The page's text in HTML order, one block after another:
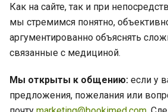
Как на сайте, так и при
мы стремимся понятно,
аргументированно объяснять
связанные с медициной.
Мы открыты к общению: если у
предложения, пожелания или